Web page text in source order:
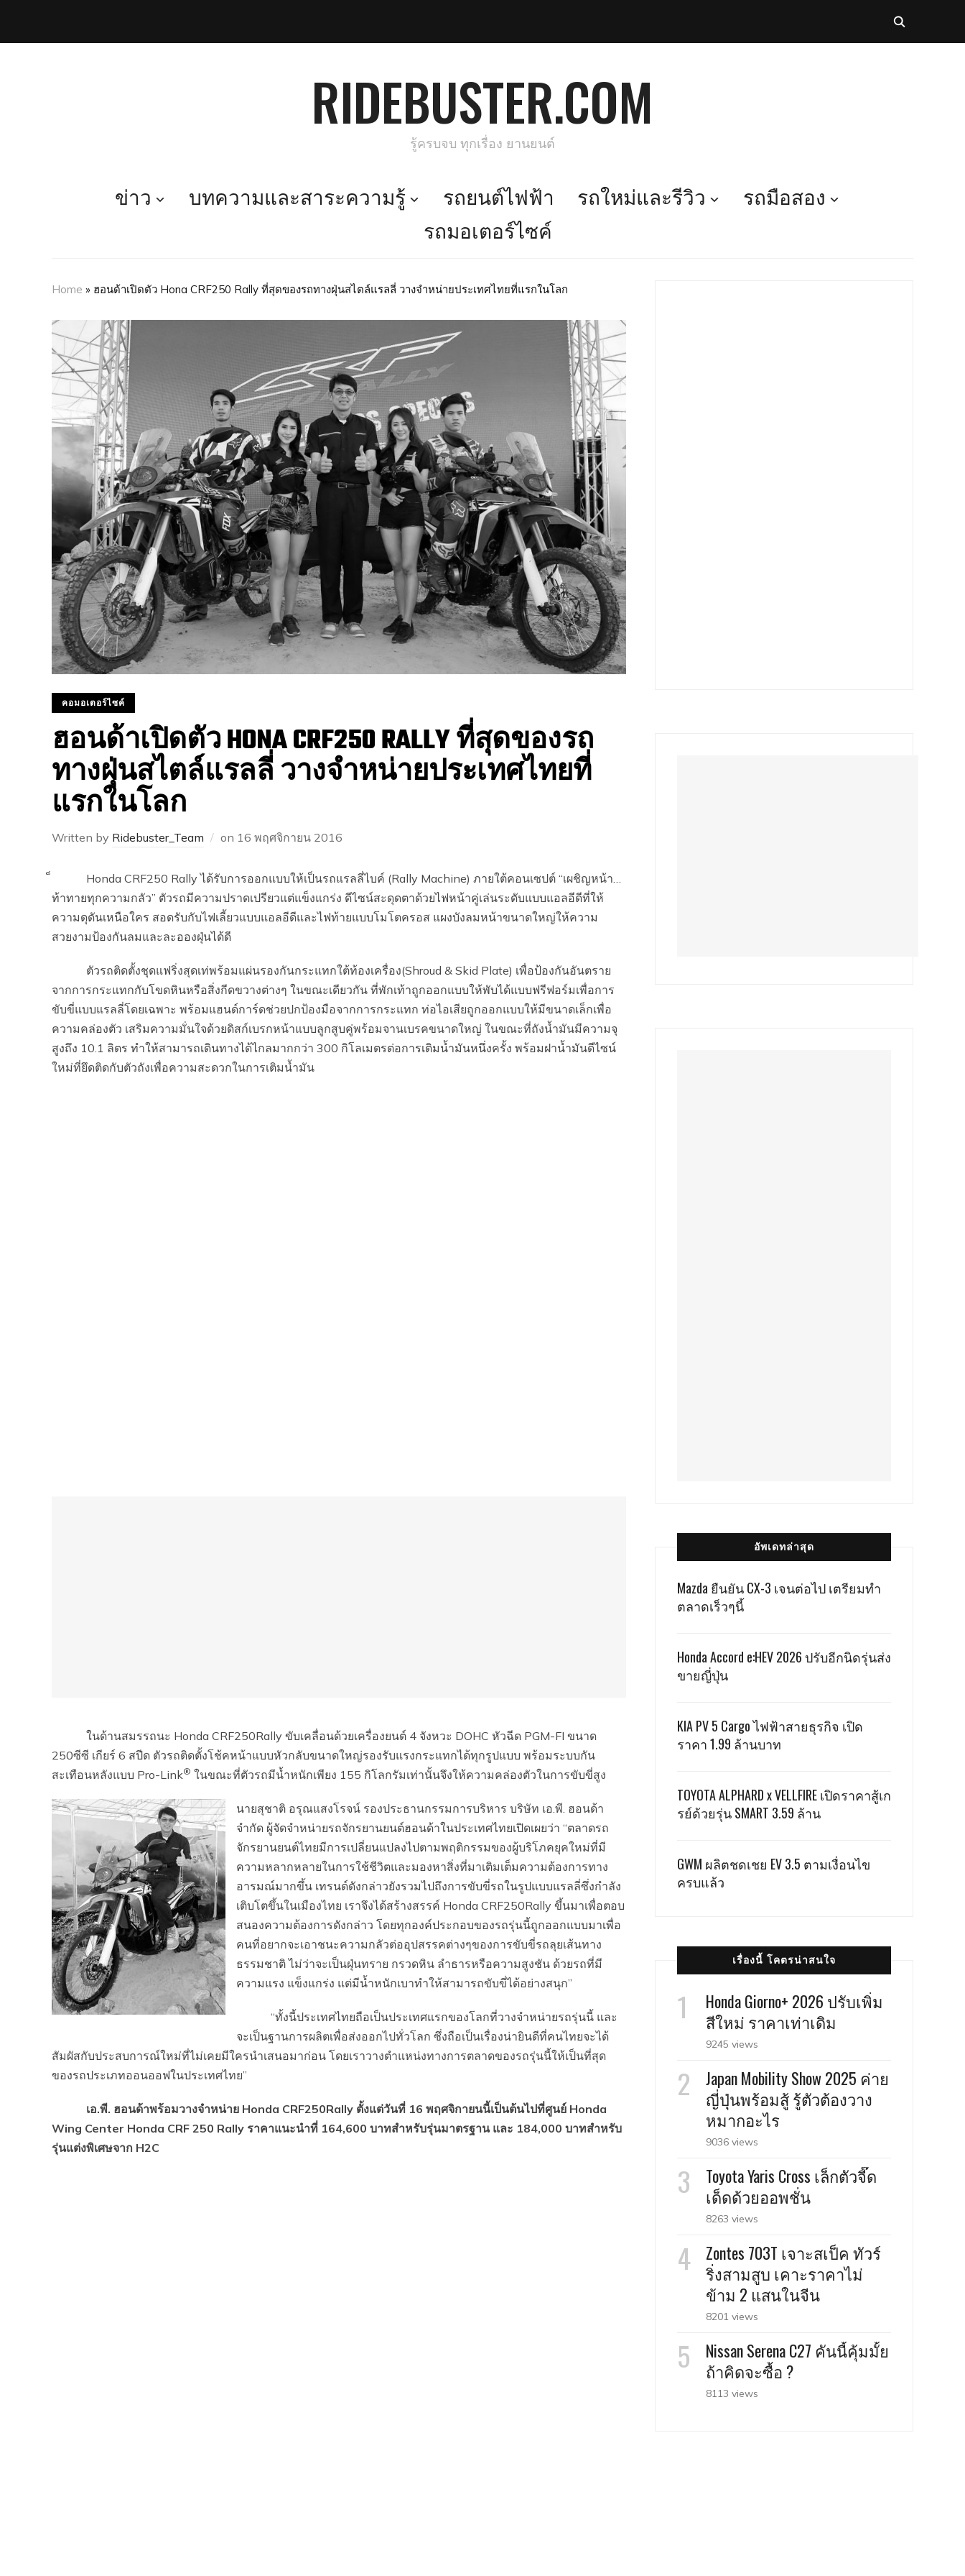
RIDEBUSTER.COM
รู้ครบจบ ทุกเรื่อง ยานยนต์
ข่าว บทความและสาระความรู้ รถยนต์ไฟฟ้า รถใหม่และรีวิว
รถมือสอง
รถมอเตอร์ไซค์
Home » ฮอนด้าเปิดตัว Hona CRF250 Rally ที่สุดของรถทางฝุ่นสไตล์แรลลี่ วางจำหน่ายประเทศไทยที่แรกในโลก
คอมอเตอร์ไซค์
ฮอนด้าเปิดตัว HONA CRF250 RALLY ที่สุดของรถ
ทางฝุ่นสไตล์แรลลี่ วางจำหน่ายประเทศไทยที่
แรกในโลก
Written by Ridebuster_Team on 16 พฤศจิกายน 2016
็ Honda CRF250 Rally ได้รับการออกแบบให้เป็นรถแรลลี่ไบค์ (Rally Machine) ภายใต้คอนเซปต์ “เผชิญหน้า…
ท้าทายทุกความกลัว” ตัวรถมีความปราดเปรียวแต่แข็งแกร่ง ดีไซน์สะดุดตาด้วยไฟหน้าคู่เล่นระดับแบบแอลอีดีที่ให้
ความดุดันเหนือใคร สอดรับกับไฟเลี้ยวแบบแอลอีดีและไฟท้ายแบบโมโตครอส แผงบังลมหน้าขนาดใหญ่ให้ความ
สวยงามป้องกันลมและละอองฝุ่นได้ดี
ตัวรถติดตั้งชุดแฟริ่งสุดเท่พร้อมแผ่นรองกันกระแทกใต้ท้องเครื่อง(Shroud & Skid Plate) เพื่อป้องกันอันตราย
จากการกระแทกกับโขดหินหรือสิ่งกีดขวางต่างๆ ในขณะเดียวกัน ที่พักเท้าถูกออกแบบให้พับได้แบบฟรีฟอร์มเพื่อการ
ขับขี่แบบแรลลี่โดยเฉพาะ พร้อมแฮนด์การ์ดช่วยปกป้องมือจากการกระแทก ท่อไอเสียถูกออกแบบให้มีขนาดเล็กเพื่อ
ความคล่องตัว เสริมความมั่นใจด้วยดิสก์เบรกหน้าแบบลูกสูบคู่พร้อมจานเบรคขนาดใหญ่ ในขณะที่ถังน้ำมันมีความจุ
สูงถึง 10.1 ลิตร ทำให้สามารถเดินทางได้ไกลมากกว่า 300 กิโลเมตรต่อการเติมน้ำมันหนึ่งครั้ง พร้อมฝาน้ำมันดีไซน์
ใหม่ที่ยึดติดกับตัวถังเพื่อความสะดวกในการเติมน้ำมัน
ในด้านสมรรถนะ Honda CRF250Rally ขับเคลื่อนด้วยเครื่องยนต์ 4 จังหวะ DOHC หัวฉีด PGM-FI ขนาด
250ซีซี เกียร์ 6 สปีด ตัวรถติดตั้งโช้คหน้าแบบหัวกลับขนาดใหญ่รองรับแรงกระแทกได้ทุกรูปแบบ พร้อมระบบกัน
สะเทือนหลังแบบ Pro-Link® ในขณะที่ตัวรถมีน้ำหนักเพียง 155 กิโลกรัมเท่านั้นจึงให้ความคล่องตัวในการขับขี่สูง
นายสุชาติ อรุณแสงโรจน์ รองประธานกรรมการบริหาร บริษัท เอ.พี. ฮอนด้า
จำกัด ผู้จัดจำหน่ายรถจักรยานยนต์ฮอนด้าในประเทศไทยเปิดเผยว่า “ตลาดรถ
จักรยานยนต์ไทยมีการเปลี่ยนแปลงไปตามพฤติกรรมของผู้บริโภคยุคใหม่ที่มี
ความหลากหลายในการใช้ชีวิตและมองหาสิ่งที่มาเติมเต็มความต้องการทาง
อารมณ์มากขึ้น เทรนด์ดังกล่าวยังรวมไปถึงการขับขี่รถในรูปแบบแรลลี่ซึ่งกำลัง
เติบโตขึ้นในเมืองไทย เราจึงได้สร้างสรรค์ Honda CRF250Rally ขึ้นมาเพื่อตอบ
สนองความต้องการดังกล่าว โดยทุกองค์ประกอบของรถรุ่นนี้ถูกออกแบบมาเพื่อ
คนที่อยากจะเอาชนะความกลัวต่ออุปสรรคต่างๆของการขับขี่รถลุยเส้นทาง
ธรรมชาติ ไม่ว่าจะเป็นฝุ่นทราย กรวดหิน ลำธารหรือความสูงชัน ด้วยรถที่มี
ความแรง แข็งแกร่ง แต่มีน้ำหนักเบาทำให้สามารถขับขี่ได้อย่างสนุก”
“ทั้งนี้ประเทศไทยถือเป็นประเทศแรกของโลกที่วางจำหน่ายรถรุ่นนี้ และ
จะเป็นฐานการผลิตเพื่อส่งออกไปทั่วโลก ซึ่งถือเป็นเรื่องน่ายินดีที่คนไทยจะได้
สัมผัสกับประสบการณ์ใหม่ที่ไม่เคยมีใครนำเสนอมาก่อน โดยเราวางตำแหน่งทางการตลาดของรถรุ่นนี้ให้เป็นที่สุด
ของรถประเภทออนออฟในประเทศไทย”
เอ.พี. ฮอนด้าพร้อมวางจำหน่าย Honda CRF250Rally ตั้งแต่วันที่ 16 พฤศจิกายนนี้เป็นต้นไปที่ศูนย์ Honda
Wing Center Honda CRF 250 Rally ราคาแนะนำที่ 164,600 บาทสำหรับรุ่นมาตรฐาน และ 184,000 บาทสำหรับ
รุ่นแต่งพิเศษจาก H2C
อัพเดทล่าสุด
Mazda ยืนยัน CX-3 เจนต่อไป เตรียมทำ
ตลาดเร็วๆนี้
Honda Accord e:HEV 2026 ปรับอีกนิดรุ่นส่ง
ขายญี่ปุ่น
KIA PV 5 Cargo ไฟฟ้าสายธุรกิจ เปิด
ราคา 1.99 ล้านบาท
TOYOTA ALPHARD x VELLFIRE เปิดราคาสู้เก
รย์ด้วยรุ่น SMART 3.59 ล้าน
GWM ผลิตชดเชย EV 3.5 ตามเงื่อนไข
ครบแล้ว
เรื่องนี้ โคตรน่าสนใจ
Honda Giorno+ 2026 ปรับเพิ่ม
สีใหม่ ราคาเท่าเดิม
9245 views
Japan Mobility Show 2025 ค่าย
ญี่ปุ่นพร้อมสู้ รู้ตัวต้องวาง
หมากอะไร
9036 views
Toyota Yaris Cross เล็กตัวจี๊ด
เด็ดด้วยออพชั่น
8263 views
Zontes 703T เจาะสเป็ค ทัวร์
ริ่งสามสูบ เคาะราคาไม่
ข้าม 2 แสนในจีน
8201 views
Nissan Serena C27 คันนี้คุ้มมั้ย
ถ้าคิดจะซื้อ ?
8113 views